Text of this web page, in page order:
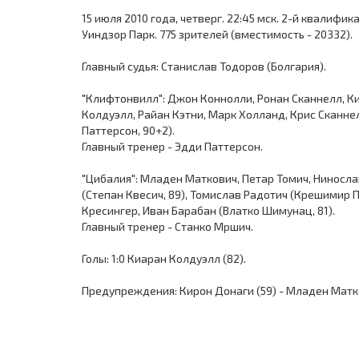
15 июля 2010 года, четверг. 22:45 мск. 2-й
Уиндзор Парк. 775 зрителей (вместимость - 20332).
Главный судья: Станислав Тодоров (Болгария).
"Клифтонвилл": Джон Коннолли, Ронан Сканнелл,
Колдуэлл, Райан Кэтни, Марк Холланд, Крис
Паттерсон, 90+2).
Главный тренер - Эдди Паттерсон.
"Цибалия": Младен Маткович, Петар Томич,
(Степан Квесич, 89), Томислав Радотич
Кресингер, Иван Барабан (Влатко Шимунац, 81).
Главный тренер - Станко Мршич.
Голы: 1:0 Киаран Колдуэлл (82).
Предупреждения: Кирон Донаги (59) - Младен